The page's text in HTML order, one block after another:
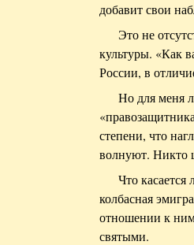
добавит свои
Это не
культуры. «Как
России, в
Но для меня
степени, что
волнуют. Никто
Что
колбасная
отношении к
святыми.